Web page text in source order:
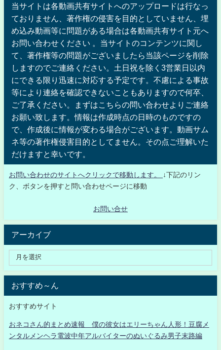
当サイトは各動画共有サイトへのアップロードは行なっ
ておりません、著作権の侵害を目的としていません、埋
め込み動画等に問題がある場合は各動画共有サイト元へ
お問い合わせください 。当サイトのコンテンツに関し
て、著作権等の問題がございましたら当該ページを削除
しますのでご連絡ください。土日祝を除く3営業日以内
にできる限り迅速に対応する予定です。不慮による事故
等により連絡を確認できないこともありますので何卒、
ご了承ください。まずはこちらの問い合わせよりご連絡
お願い致します。情報は作成時点の日時のものですの
で、作成後に情報が変わる場合がございます。動画サム
ネ等の著作権侵害目的としてません。その点ご理解いた
だけますと幸いです。
お問い合わせのサイトへクリックで移動します。
↓下記のリン
ク、ボタンを押すと問い合わせページに移動
お問い合せ
アーカイブ
おすすめ～ん
おすすめサイト
おネコさん的まとめ速報 僕の彼女はエリーちゃん人形！豆腐メ
ンタルメンヘラ電波中年アルバイターのぬいぐるみ男子末路編